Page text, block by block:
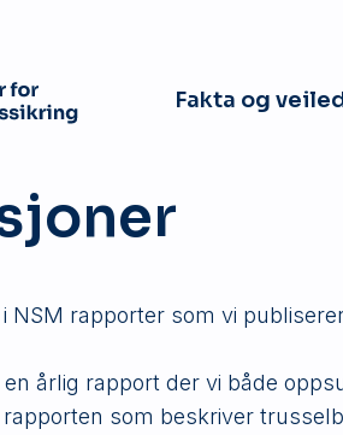
Fakta og
NSM rapporter som vi
årlig rapport der vi både
som beskriver